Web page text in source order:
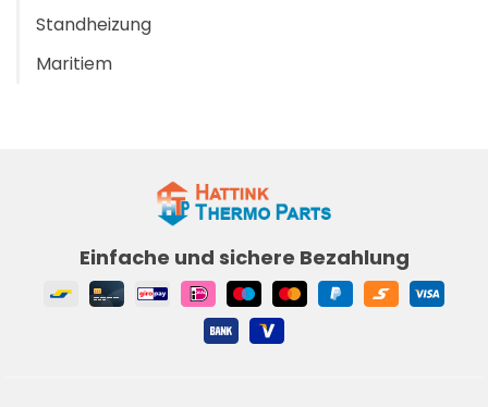
Standheizung
Maritiem
Einfache und sichere Bezahlung